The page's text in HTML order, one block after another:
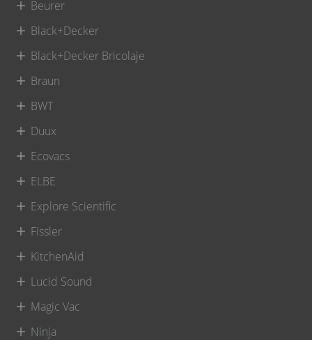
Beurer
Black+Decker
Black+Decker Bricolaje
Braun
BWT
Duux
Ecovacs
ELBE
Explore Scientific
Fissler
KitchenAid
Lucid Sound
Magic Vac
Ninja